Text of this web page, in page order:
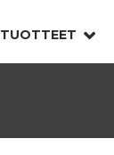
TUOTTEET